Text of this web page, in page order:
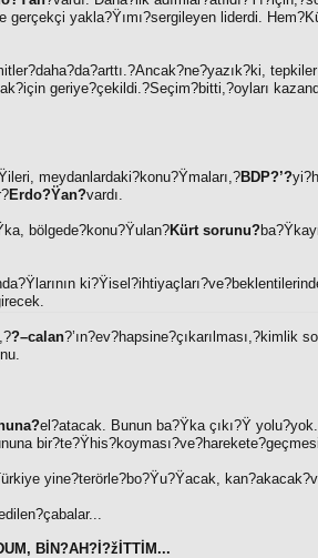
yakla?Ÿımı?sergileyen liderdi.
geriye?çekildi.?Seçim?bitti,?oyları
meydanlardaki?konu?Ÿmaları,?BDP?’?
Erdo?Ÿan?vardı.
bölgede?konu?Ÿulan?Kürt sorunu?
?–calan?’ın?ev?hapsine?çıkarılması,?kimlik
el?atacak. Bunun ba?Ÿka çıkı?Ÿ
bir?te?Ÿhis?koyması?ve?harekete?geçmesi.
yine?terörle?bo?Ÿu?Ÿacak,
BİN?AH?İ?žİTTİM...